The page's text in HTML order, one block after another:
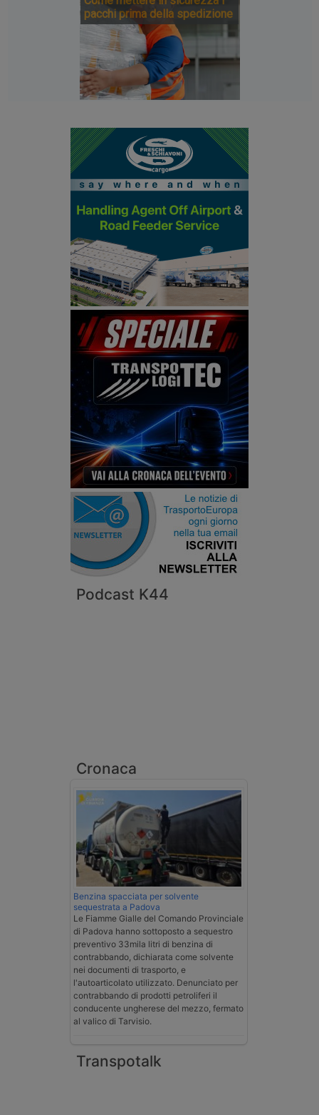
Podcast K44
Cronaca
Benzina spacciata per solvente
sequestrata a Padova
Le Fiamme Gialle del Comando Provinciale
di Padova hanno sottoposto a sequestro
preventivo 33mila litri di benzina di
contrabbando, dichiarata come solvente
nei documenti di trasporto, e
l'autoarticolato utilizzato. Denunciato per
contrabbando di prodotti petroliferi il
conducente ungherese del mezzo, fermato
al valico di Tarvisio.
Transpotalk
pacchi prima della spedizione